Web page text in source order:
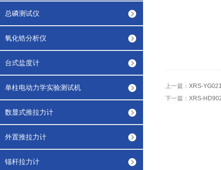
总磷测试仪
氧化锆分析仪
台式盐度计
单柱电动力学实验测试机
数显式推拉力计
外置推拉力计
锚杆拉力计
上一篇： XRS-
下一篇： XRS-